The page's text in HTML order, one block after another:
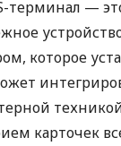
терминал —
которое
карточек